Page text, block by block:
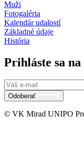
Muži
Fotogaléria
Kalendár udalostí
Základné údaje
História
Prihláste sa
Odoberať
© VK Mirad UNIPO